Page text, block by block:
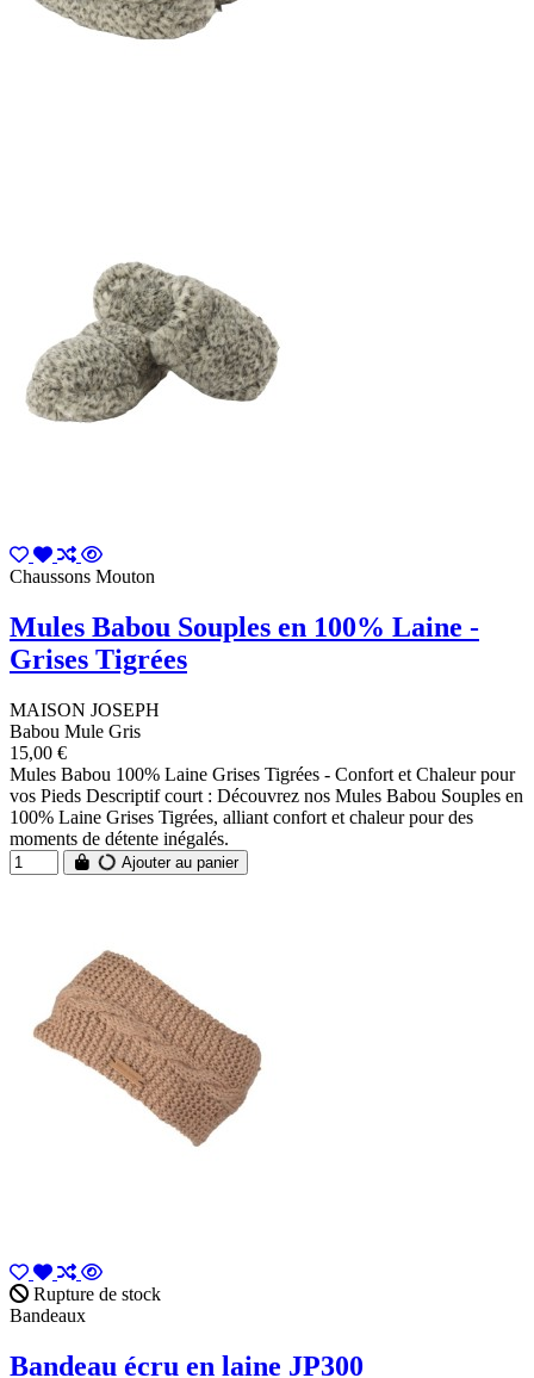
Chaussons Mouton
Mules Babou Souples en 100% Laine -
Grises Tigrées
MAISON JOSEPH
Babou Mule Gris
15,00 €
Mules Babou 100% Laine Grises Tigrées - Confort et Chaleur pour
vos Pieds Descriptif court : Découvrez nos Mules Babou Souples en
100% Laine Grises Tigrées, alliant confort et chaleur pour des
moments de détente inégalés.
Ajouter au panier
Rupture de stock
Bandeaux
Bandeau écru en laine JP300